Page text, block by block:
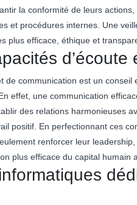
la conformité de leurs
et procédures internes. Une
plus efficace, éthique et
d’écoute
de communication est un
effet, une communication
des relations harmonieuses
positif. En perfectionnant ces
renforcer leur
plus efficace du capital humain